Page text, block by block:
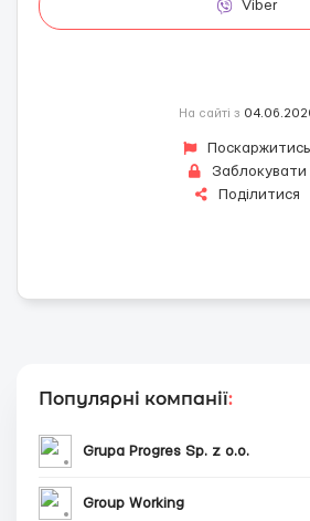
Viber
На сайті з
Поскаржитись
Заблокувати
Поділитися
Популярні компанії:
Grupa Progres Sp. z o.o.
Group Working